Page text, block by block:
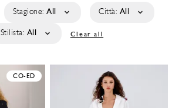
Stagione: All Città: All
Stilista: All Clear all
CO-ED